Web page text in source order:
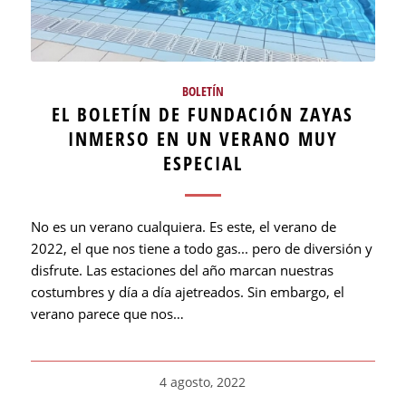
BOLETÍN
EL BOLETÍN DE FUNDACIÓN ZAYAS
INMERSO EN UN VERANO MUY
ESPECIAL
No es un verano cualquiera. Es este, el verano de
2022, el que nos tiene a todo gas... pero de diversión y
disfrute. Las estaciones del año marcan nuestras
costumbres y día a día ajetreados. Sin embargo, el
verano parece que nos…
4 agosto, 2022